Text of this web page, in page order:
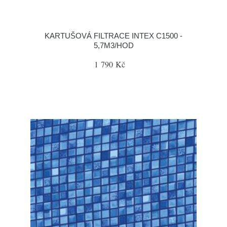
KARTUŠOVÁ FILTRACE INTEX C1500 -
5,7M3/HOD
1 790 Kč